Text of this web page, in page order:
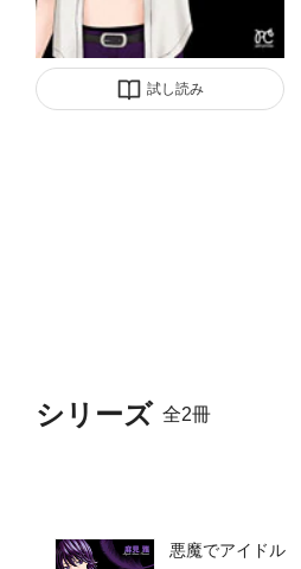
試し読み
シリーズ 全2冊
悪魔でアイドル